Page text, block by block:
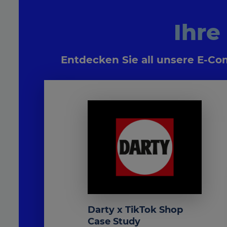
Ihre
Entdecken Sie all unsere E-
Darty x TikTok Shop
Case Study